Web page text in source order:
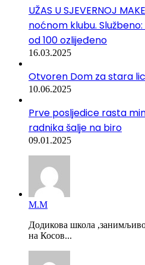
UŽAS U SJEVERNOJ
noćnom klubu.
od 100 ozlijeđeno
16.03.2025
Otvoren Dom za stara
10.06.2025
Prve posljedice rasta
radnika šalje na biro
09.01.2025
М.М
Додикова школа
на Косов...